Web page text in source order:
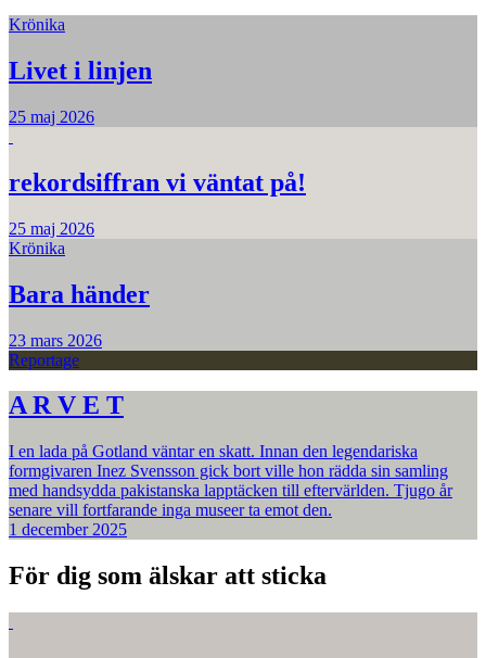
Krönika
Livet i linjen
25 maj 2026
rekordsiffran vi väntat på!
25 maj 2026
Krönika
Bara händer
23 mars 2026
Reportage
A R V E T
I en lada på Gotland väntar en skatt. Innan den legendariska
formgivaren Inez Svensson gick bort ville hon rädda sin samling
med handsydda pakistanska lapptäcken till eftervärlden. Tjugo år
senare vill fortfarande inga museer ta emot den.
1 december 2025
För dig som älskar att sticka